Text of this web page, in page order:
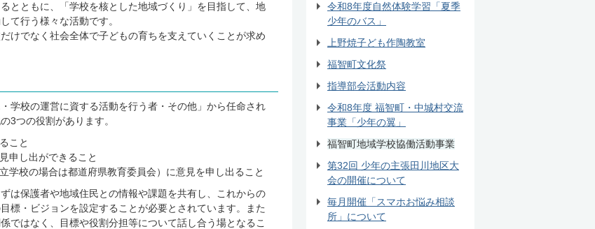
とともに、「学校を核とした地域づくり」を目指して、地
て行う様々な活動です。
けでなく社会全体で子どもの育ちを支えていくことが求め
学校の運営に資する活動を行う者・その他」から任命され
3つの役割があります。
こと
申し出ができること
学校の場合は都道府県教育委員会）に意見を申し出ること
は保護者や地域住民との情報や課題を共有し、これからの
標・ビジョンを設定することが必要とされています。また
ではなく、目標や役割分担等について話し合う場となるこ
令和8年度自然体験学習「夏季
少年のバス」
上野焼子ども作陶教室
福智町文化祭
指導部会活動内容
令和8年度 福智町・中城村交流
事業「少年の翼」
福智町地域学校協働活動事業
第32回 少年の主張田川地区大
会の開催について
毎月開催「スマホお悩み相談
所」について